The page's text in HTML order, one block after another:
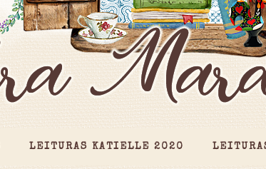
LEITURAS KATIELLE 2020